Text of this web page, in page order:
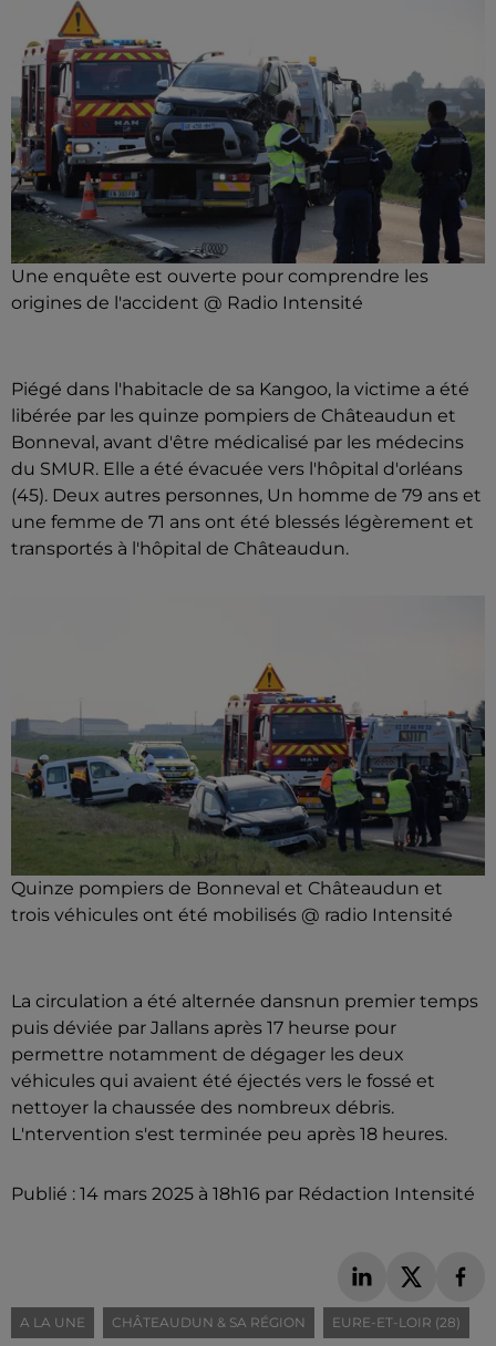
Une enquête est ouverte pour comprendre les
origines de l'accident @ Radio Intensité
Piégé dans l'habitacle de sa Kangoo, la victime a été
libérée par les quinze pompiers de Châteaudun et
Bonneval, avant d'être médicalisé par les médecins
du SMUR. Elle a été évacuée vers l'hôpital d'orléans
(45). Deux autres personnes, Un homme de 79 ans et
une femme de 71 ans ont été blessés légèrement et
transportés à l'hôpital de Châteaudun.
Quinze pompiers de Bonneval et Châteaudun et
trois véhicules ont été mobilisés @ radio Intensité
La circulation a été alternée dansnun premier temps
puis déviée par Jallans après 17 heurse pour
permettre notamment de dégager les deux
véhicules qui avaient été éjectés vers le fossé et
nettoyer la chaussée des nombreux débris.
L'ntervention s'est terminée peu après 18 heures.
Publié : 14 mars 2025 à 18h16 par Rédaction Intensité
A LA UNE CHÂTEAUDUN & SA RÉGION EURE-ET-LOIR (28)